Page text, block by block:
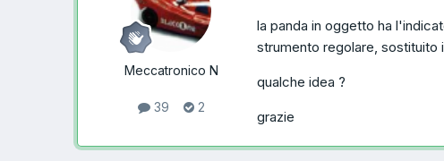
Meccatronico N
39 2
la panda in oggetto ha
strumento regolare, sostituito
qualche idea ?
grazie